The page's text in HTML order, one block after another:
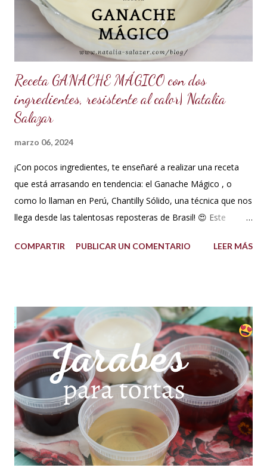
Receta GANACHE MÁGICO con dos
ingredientes, resistente al calor| Natalia
Salazar
marzo 06, 2024
¡Con pocos ingredientes, te enseñaré a realizar una receta
que está arrasando en tendencia: el Ganache Mágico , o
como lo llaman en Perú, Chantilly Sólido, una técnica que nos
llega desde las talentosas reposteras de Brasil! 😍 Este
propiedad de solidificarse al enfriarse, evitando así que se
auténtica maravilla. Se lo puede preparar de diferentes
formas con el mismo resultado, obteniendo un Ganache, que
es una crema que tiene una parte de chocolate y otra parte
de crema de leche o nata, más información de lo que es un
ganache aquí en mi Blog. 😉 Ingredientes: (Proporción 3x1)
600 g de chocolate blanco (sucedáneo para resistir climas
cálidos) 200 g de crema para batir vegetal (crema para batir
para hacer Chantilly vegetal) Preparación: Coloca el chocolate
y...
COMPARTIR PUBLICAR UN COMENTARIO LEER MÁS